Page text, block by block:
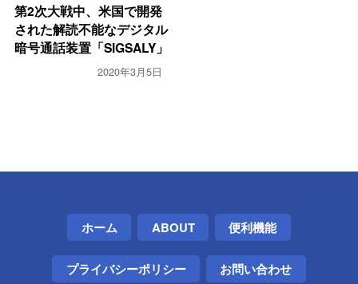
第2次大戦中、米国で開発
された解読不能なデジタル
暗号通話装置「SIGSALY」
2020年3月5日
ホーム ABOUT 便利機能
プライバシーポリシー お問い合わせ